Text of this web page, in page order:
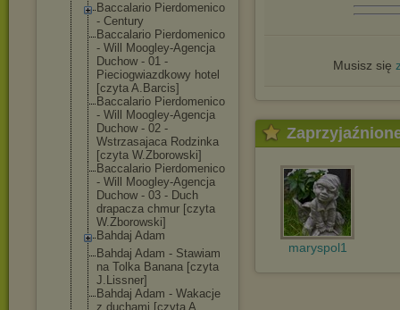
Baccalario Pierdomenico
- Century
Baccalario Pierdomenico
- Will Moogley-Agencja
Duchow - 01 -
Pieciogwiazdkowy hotel
[czyta A.Barcis]
Baccalario Pierdomenico
- Will Moogley-Agencja
Duchow - 02 -
Wstrzasajaca Rodzinka
[czyta W.Zborowski]
Baccalario Pierdomenico
- Will Moogley-Agencja
Duchow - 03 - Duch
drapacza chmur [czyta
W.Zborowski]
Bahdaj Adam
Bahdaj Adam - Stawiam
na Tolka Banana [czyta
J.Lissner]
Bahdaj Adam - Wakacje
z duchami [czyta A.
Musisz się
maryspol1